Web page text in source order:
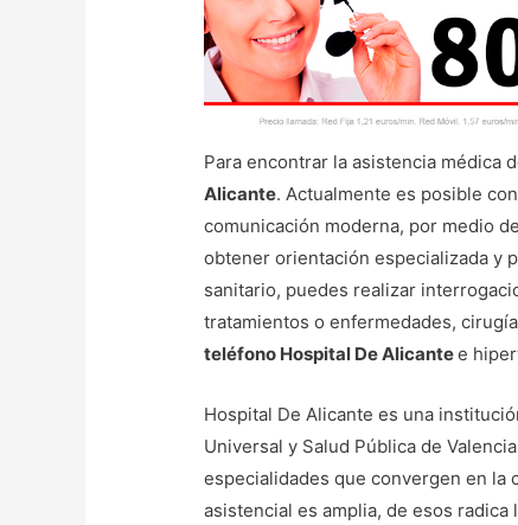
Para encontrar la asistencia médica
Alicante. Actualmente es posible
comunicación moderna, por medio
obtener orientación especializada y
sanitario, puedes realizar
tratamientos o enfermedades,
teléfono Hospital De Alicantee
Hospital De Alicante es una
Universal y Salud Pública de
especialidades que convergen en la
asistencial es amplia, de esos